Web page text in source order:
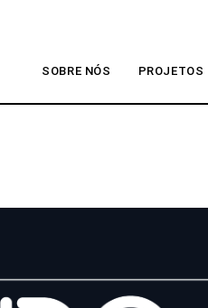
SOBRE NÓS PROJETOS